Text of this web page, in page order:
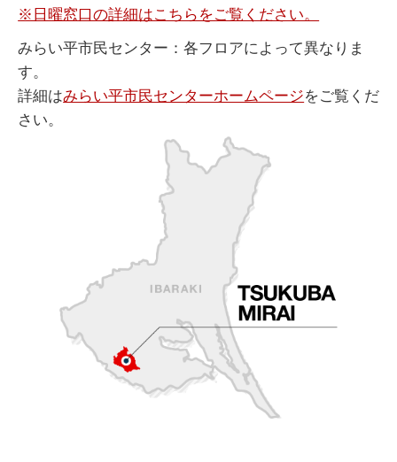
※日曜窓口の詳細はこちらをご覧ください。
みらい平市民センター：各フロアによって異なりま
す。
詳細はみらい平市民センターホームページをご覧くだ
さい。